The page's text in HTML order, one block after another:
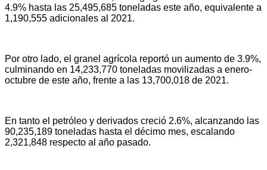
4.9% hasta las 25,495,685 toneladas este año, equivalente a
1,190,555 adicionales al 2021.
Por otro lado, el granel agrícola reportó un aumento de 3.9%,
culminando en 14,233,770 toneladas movilizadas a enero-
octubre de este año, frente a las 13,700,018 de 2021.
En tanto el petróleo y derivados creció 2.6%, alcanzando las
90,235,189 toneladas hasta el décimo mes, escalando
2,321,848 respecto al año pasado.